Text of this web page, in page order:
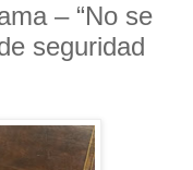
– “No se
seguridad